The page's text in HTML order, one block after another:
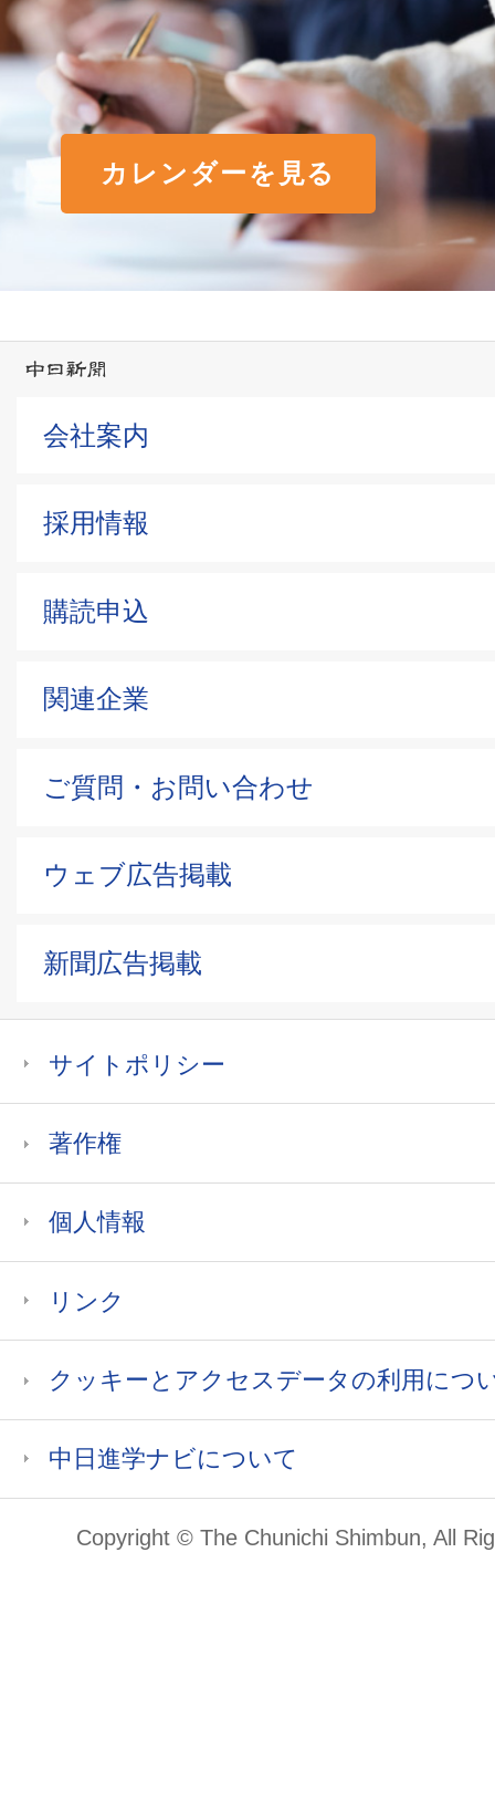
カレンダーを見る
会社案内
採用情報
購読申込
関連企業
ご質問・お問い合わせ
ウェブ広告掲載
新聞広告掲載
サイトポリシー
著作権
個人情報
リンク
クッキーとアクセスデータの利用につ
中日進学ナビについて
Copyright © The Chunichi Shimbun, All